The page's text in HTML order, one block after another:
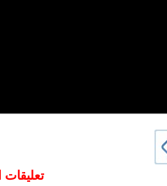
تعليقات